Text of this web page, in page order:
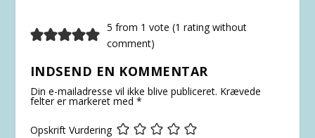
5 from 1 vote (1 rating without
comment)
INDSEND EN KOMMENTAR
Din e-mailadresse vil ikke blive publiceret. Krævede
felter er markeret med *
Opskrift Vurdering